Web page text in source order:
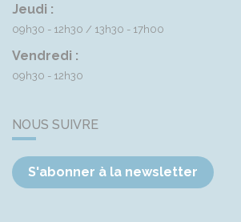
Jeudi :
09h30 - 12h30 13h30 - 17h00
Vendredi :
09h30 - 12h30
NOUS SUIVRE
S'abonner à la newsletter